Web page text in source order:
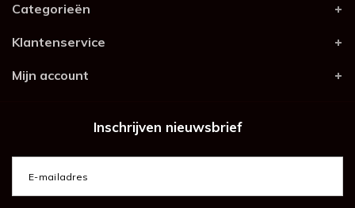
Categorieën
Klantenservice
Mijn account
Inschrijven nieuwsbrief